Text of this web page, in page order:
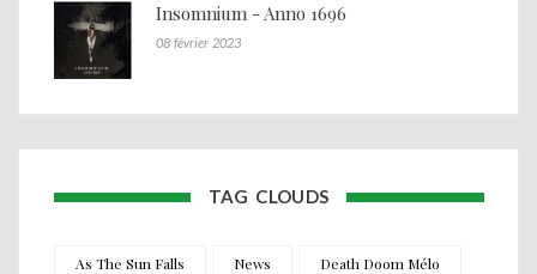
Insomnium - Anno 1696
08 février 2023
TAG CLOUDS
As The Sun Falls News Death Doom Mélo